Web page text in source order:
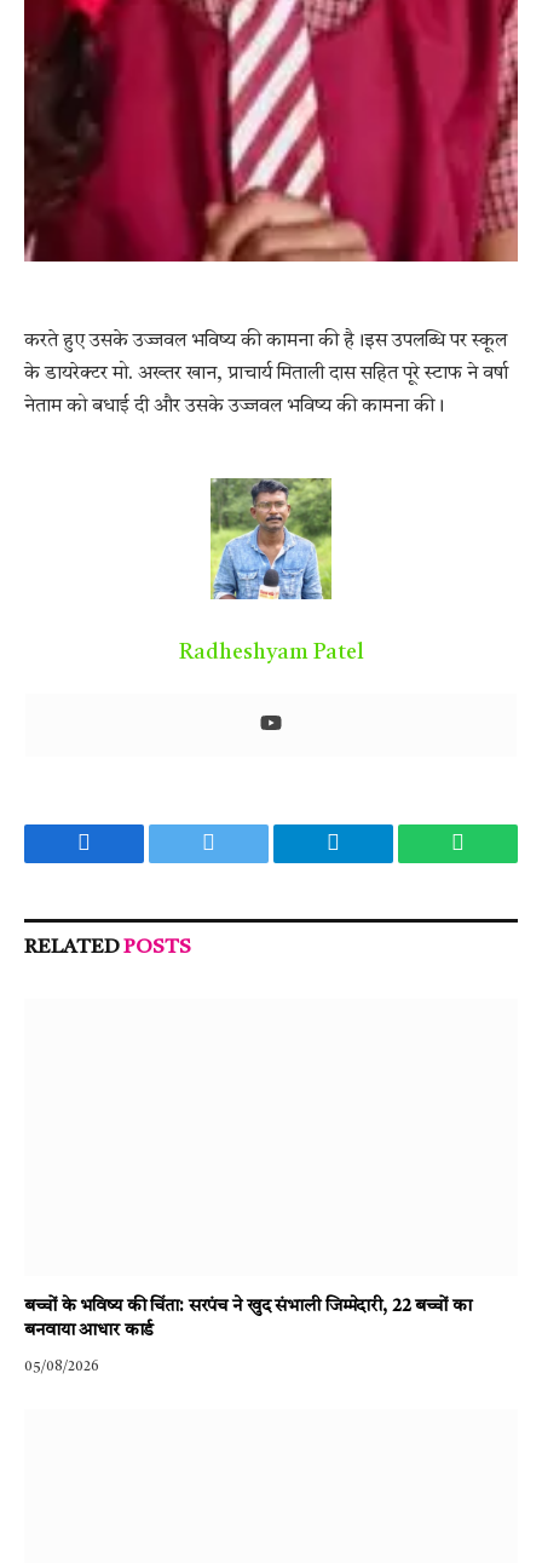
करते हुए उसके उज्जवल भविष्य की कामना की है।इस उपलब्धि पर स्कूल
के डायरेक्टर मो. अख्तर खान, प्राचार्य मिताली दास सहित पूरे स्टाफ ने वर्षा
नेताम को बधाई दी और उसके उज्जवल भविष्य की कामना की।
Radheshyam Patel
Facebook Twitter Telegram
RELATEDPOSTS
बच्चों के भविष्य की चिंता: सरपंच ने खुद संभाली जिम्मेदारी, 22 बच्चों का
बनवाया आधार कार्ड
05/08/2026